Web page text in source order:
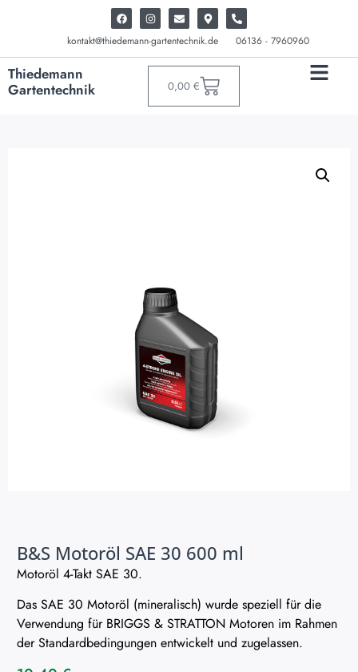
kontakt@thiedemann-gartentechnik.de 06136 - 7960960
Thiedemann
Gartentechnik
0,00 €
B&S Motoröl SAE 30 600 ml
Motoröl 4-Takt SAE 30.
Das SAE 30 Motoröl (mineralisch) wurde speziell für die
Verwendung für BRIGGS & STRATTON Motoren im Rahmen
der Standardbedingungen entwickelt und zugelassen.